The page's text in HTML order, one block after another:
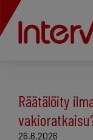
Räätälöity
26.6.2026